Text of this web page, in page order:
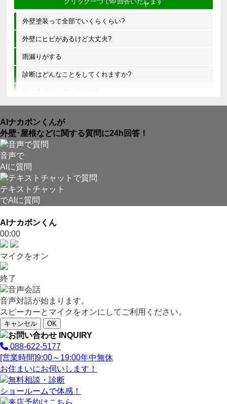
外壁塗装って全部でいくらくらい?
外壁にヒビがあるけど大丈夫?
雨漏りがする
診断はどんなことをしてくれますか?
他の会社とは何が違うの?
AIナカポンくんが
外壁･屋根などに関する質問に24h回答！
音声で
AIに質問
テキストチャット
でAIに質問
AIナカポンくん
00:00
マイクをオン
終了
音声対話が始まります。
スピーカーとマイクをオンにしてご利用ください。
キャンセル OK
088-622-5177
[営業時間]9:00～19:00年中無休
お住まいにお伺いします！
ショールームで体感！